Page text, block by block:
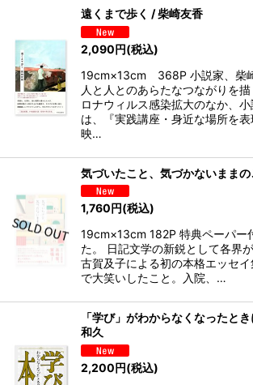
遠くまで歩く / 柴崎友香
2,090円(税込)
19cm×13cm 368P 小説家、柴崎
人と人とのあらたなつながりを
ロナウィルス感染拡大のなか、
は、『実践講座・身近な場所を
映…
気づいたこと、気づかないまま
1,760円(税込)
19cm×13cm 182P 特典ペーパー
た。 日記文学の新鋭として各界
古賀及子による初の本格エッセ
で大笑いしたこと。入院、…
「学び」がわからなくなったと
和久
2,200円(税込)